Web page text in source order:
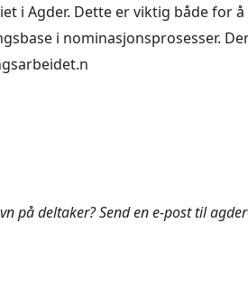
i Agder. Dette er viktig både for
i nominasjonsprosesser.
på deltaker? Send en e-post til